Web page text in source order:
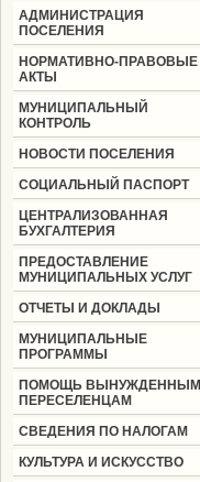
АДМИНИСТРАЦИЯ
ПОСЕЛЕНИЯ
НОРМАТИВНО-ПРАВОВЫЕ
АКТЫ
МУНИЦИПАЛЬНЫЙ
КОНТРОЛЬ
НОВОСТИ ПОСЕЛЕНИЯ
СОЦИАЛЬНЫЙ ПАСПОРТ
ЦЕНТРАЛИЗОВАННАЯ
БУХГАЛТЕРИЯ
ПРЕДОСТАВЛЕНИЕ
МУНИЦИПАЛЬНЫХ УСЛУГ
ОТЧЕТЫ И ДОКЛАДЫ
МУНИЦИПАЛЬНЫЕ
ПРОГРАММЫ
ПОМОЩЬ ВЫНУЖДЕННЫМ
ПЕРЕСЕЛЕНЦАМ
СВЕДЕНИЯ ПО НАЛОГАМ
КУЛЬТУРА И ИСКУССТВО